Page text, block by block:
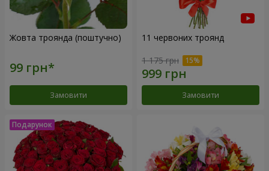
Жовта троянда (поштучно)
Замовити
11 червоних троянд
1 175 грн
Замовити